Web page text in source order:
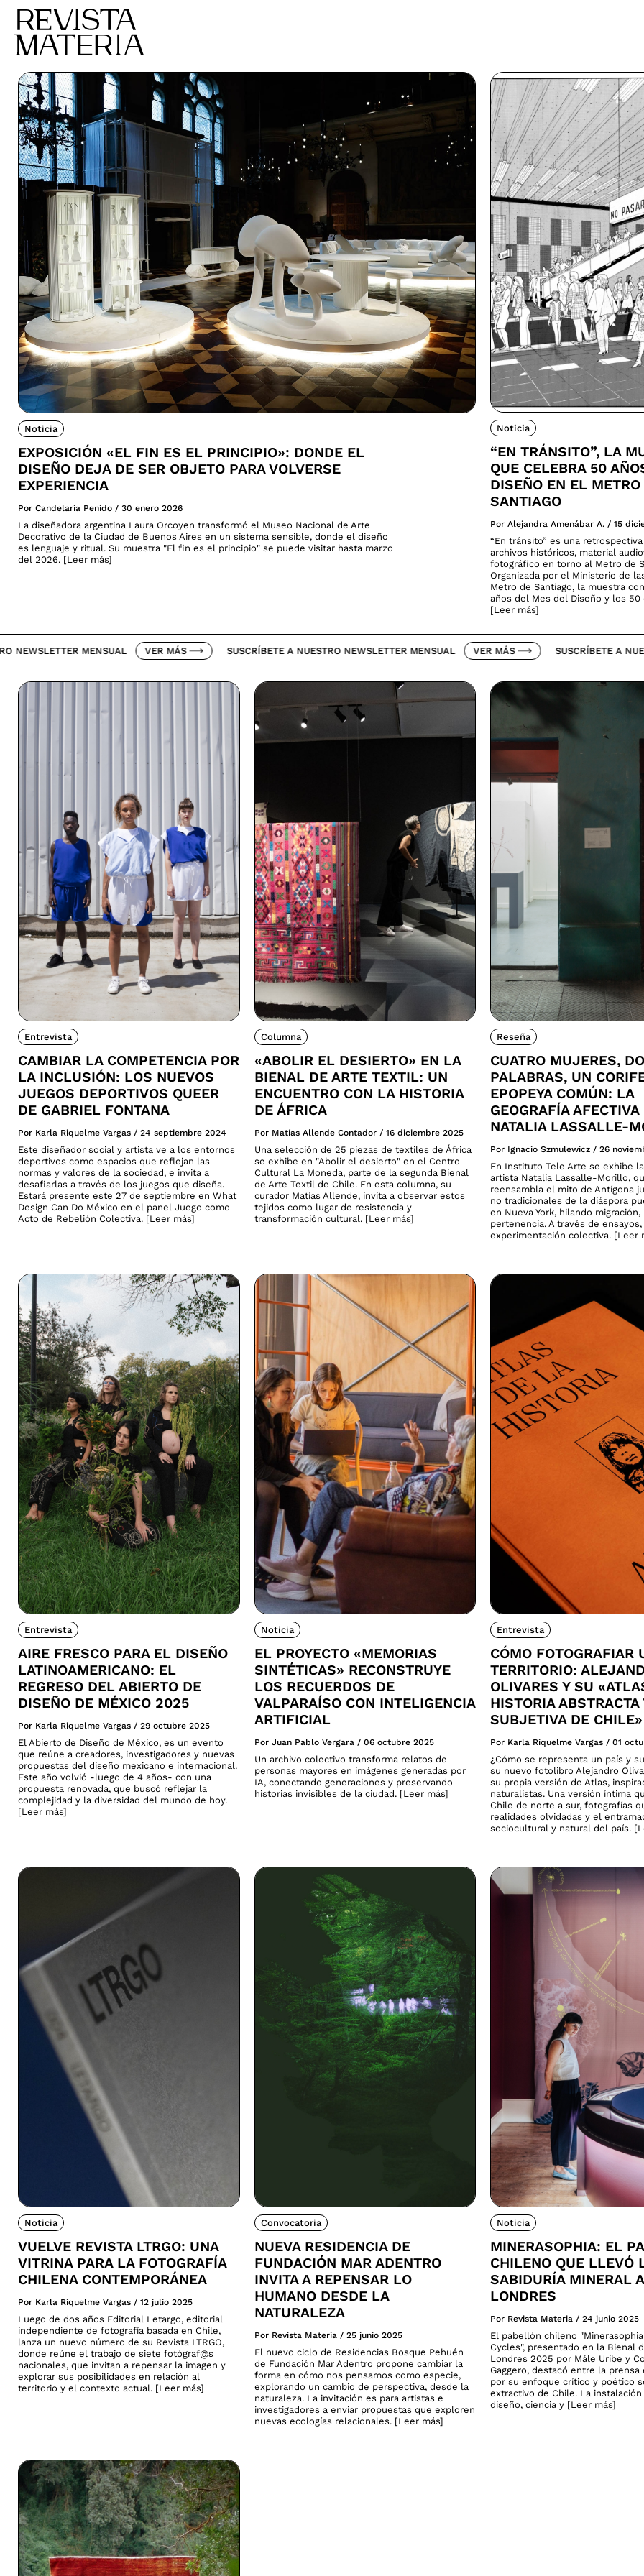
Noticia
EXPOSICIÓN «EL FIN ES EL PRINCIPIO»: DONDE EL
DISEÑO DEJA DE SER OBJETO PARA VOLVERSE
EXPERIENCIA
Por Candelaria Penido / 30 enero 2026
La diseñadora argentina Laura Orcoyen transformó el Museo Nacional de Arte
Decorativo de la Ciudad de Buenos Aires en un sistema sensible, donde el diseño
es lenguaje y ritual. Su muestra "El fin es el principio" se puede visitar hasta marzo
del 2026. [Leer más]
Noticia
“EN TRÁNSITO”, LA
QUE CELEBRA 50
DISEÑO EN EL METRO
SANTIAGO
Por Alejandra Amenábar A. / 15
“En tránsito” es una
archivos históricos, material
fotográfico en torno al Metro de
Organizada por el Ministerio de
Metro de Santiago, la muestra
años del Mes del Diseño y los 50
[Leer más]
MENSUAL VER MÁS SUSCRÍBETE A NUESTRO NEWSLETTER MENSUAL VER MÁS SUSCRÍBETE A NUESTRO
Entrevista
CAMBIAR LA COMPETENCIA POR
LA INCLUSIÓN: LOS NUEVOS
JUEGOS DEPORTIVOS QUEER
DE GABRIEL FONTANA
Por Karla Riquelme Vargas / 24 septiembre 2024
Este diseñador social y artista ve a los entornos
deportivos como espacios que reflejan las
normas y valores de la sociedad, e invita a
desafiarlas a través de los juegos que diseña.
Estará presente este 27 de septiembre en What
Design Can Do México en el panel Juego como
Acto de Rebelión Colectiva. [Leer más]
Columna
«ABOLIR EL DESIERTO» EN LA
BIENAL DE ARTE TEXTIL: UN
ENCUENTRO CON LA HISTORIA
DE ÁFRICA
Por Matías Allende Contador / 16 diciembre 2025
Una selección de 25 piezas de textiles de África
se exhibe en "Abolir el desierto" en el Centro
Cultural La Moneda, parte de la segunda Bienal
de Arte Textil de Chile. En esta columna, su
curador Matías Allende, invita a observar estos
tejidos como lugar de resistencia y
transformación cultural. [Leer más]
Reseña
CUATRO MUJERES,
PALABRAS, UN
EPOPEYA COMÚN: LA
GEOGRAFÍA AFECTIVA
NATALIA LASSALLE-
Por Ignacio Szmulewicz / 26
En Instituto Tele Arte se exhibe
artista Natalia Lassalle-Morillo,
reensambla el mito de Antígona
no tradicionales de la diáspora
en Nueva York, hilando
pertenencia. A través de
experimentación colectiva. [Leer
Entrevista
AIRE FRESCO PARA EL DISEÑO
LATINOAMERICANO: EL
REGRESO DEL ABIERTO DE
DISEÑO DE MÉXICO 2025
Por Karla Riquelme Vargas / 29 octubre 2025
El Abierto de Diseño de México, es un evento
que reúne a creadores, investigadores y nuevas
propuestas del diseño mexicano e internacional.
Este año volvió -luego de 4 años- con una
propuesta renovada, que buscó reflejar la
complejidad y la diversidad del mundo de hoy.
[Leer más]
Noticia
EL PROYECTO «MEMORIAS
SINTÉTICAS» RECONSTRUYE
LOS RECUERDOS DE
VALPARAÍSO CON INTELIGENCIA
ARTIFICIAL
Por Juan Pablo Vergara / 06 octubre 2025
Un archivo colectivo transforma relatos de
personas mayores en imágenes generadas por
IA, conectando generaciones y preservando
historias invisibles de la ciudad. [Leer más]
Entrevista
CÓMO FOTOGRAFIAR
TERRITORIO:
OLIVARES Y SU
HISTORIA ABSTRACTA
SUBJETIVA DE CHILE»
Por Karla Riquelme Vargas / 01
¿Cómo se representa un país y
su nuevo fotolibro Alejandro
su propia versión de Atlas,
naturalistas. Una versión íntima
Chile de norte a sur, fotografías
realidades olvidadas y el
sociocultural y natural del país.
Noticia
VUELVE REVISTA LTRGO: UNA
VITRINA PARA LA FOTOGRAFÍA
CHILENA CONTEMPORÁNEA
Por Karla Riquelme Vargas / 12 julio 2025
Luego de dos años Editorial Letargo, editorial
independiente de fotografía basada en Chile,
lanza un nuevo número de su Revista LTRGO,
donde reúne el trabajo de siete fotógraf@s
nacionales, que invitan a repensar la imagen y
explorar sus posibilidades en relación al
territorio y el contexto actual. [Leer más]
Convocatoria
NUEVA RESIDENCIA DE
FUNDACIÓN MAR ADENTRO
INVITA A REPENSAR LO
HUMANO DESDE LA
NATURALEZA
Por Revista Materia / 25 junio 2025
El nuevo ciclo de Residencias Bosque Pehuén
de Fundación Mar Adentro propone cambiar la
forma en cómo nos pensamos como especie,
explorando un cambio de perspectiva, desde la
naturaleza. La invitación es para artistas e
investigadores a enviar propuestas que exploren
nuevas ecologías relacionales. [Leer más]
Noticia
MINERASOPHIA: EL
CHILENO QUE LLEVÓ
SABIDURÍA MINERAL A
LONDRES
Por Revista Materia / 24 junio 2025
El pabellón chileno
Cycles", presentado en la Bienal
Londres 2025 por Mále Uribe y
Gaggero, destacó entre la prensa
por su enfoque crítico y poético
extractivo de Chile. La
diseño, ciencia y [Leer más]